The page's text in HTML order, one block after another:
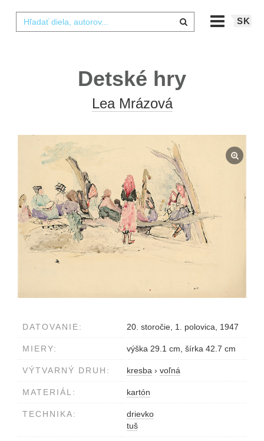
SK
Detské hry
Lea Mrázová
DATOVANIE: 20. storočie, 1. polovica, 1947
MIERY: výška 29.1 cm, šírka 42.7 cm
VÝTVARNÝ DRUH: kresba › voľná
MATERIÁL: kartón
TECHNIKA:
drievko
tuš